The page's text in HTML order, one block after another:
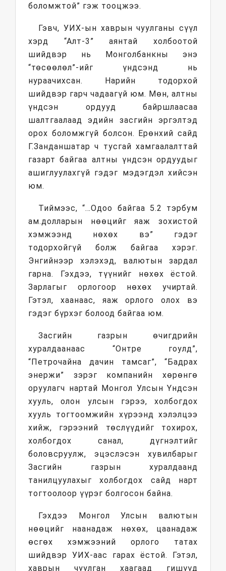
боломжтой” гэж тооцжээ.
Гэвч, УИХ-ын хаврын чуулганы сүүл
хэрд “Алт-3” аянтай холбоотой
шийдвэр нь Монголбанкны энэ
“төсөөлөл”-ийг үндсэнд нь
нураачихсан. Нарийн тодорхой
шийдвэр гарч чадаагүй юм. Мөн, алтны
үндсэн ордууд байршлаасаа
шалтгаалаад эдийн засгийн эргэлтэд
орох боломжгүй болсон. Ерөнхий сайд
Г.Занданшатар ч тусгай хамгаалалттай
газарт байгаа алтны үндсэн ордуудыг
ашиглуулахгүй гэдэг мэдэгдэл хийсэн
юм.
Тиймээс, “…Одоо байгаа 5.2 тэрбум
ам.долларын нөөцийг яаж зохистой
хэмжээнд нөхөх вэ” гэдэг
тодорхойгүй болж байгаа хэрэг.
Энгийнээр хэлэхэд, валютын зардал
гарна. Гэхдээ, түүнийг нөхөх ёстой.
Зарлагыг орлогоор нөхөх учиртай.
Гэтэл, хаанаас, яаж орлого олох вэ
гэдэг бүрхэг болоод байгаа юм.
Засгийн газрын өчигдрийн
хуралдаанаас “Онтре гоулд”,
“Петрочайна дачин тамсаг”, “Бадрах
энержи” зэрэг компанийн хөрөнгө
оруулагч нартай Монгол Улсын Үндсэн
хууль, олон улсын гэрээ, холбогдох
хууль тогтоомжийн хүрээнд хэлэлцээ
хийж, гэрээний төслүүдийг тохирох,
холбогдох санал, дүгнэлтийг
боловсруулж, эцэслэсэн хувилбарыг
Засгийн газрын хуралдаанд
танилцуулахыг холбогдох сайд нарт
тогтоолоор үүрэг болгосон байна.
Гэхдээ Монгол Улсын валютын
нөөцийг наанадаж нөхөх, цаанадаж
өсгөх хэмжээний орлого татах
шийдвэр УИХ-аас гарах ёстой. Гэтэл,
хаврын чуулган хаагаад гишүүд